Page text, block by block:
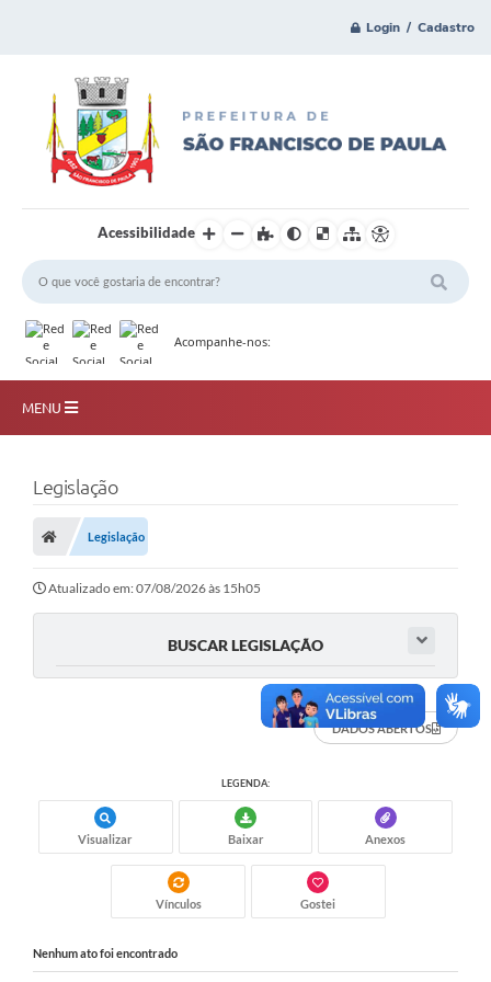
Login / Cadastro
Acessibilidade
Acompanhe-nos:
MENU
Carta de Serviços
Secretarias
A Cidade
Transparência
EMPREGA
Multimídia
Lei Geral de Proteção de dados - LGPD
Legislação
Legislação
Atualizado em: 07/08/2026 às 15h05
BUSCAR LEGISLAÇÃO
DADOS ABERTOS
LEGENDA:
Visualizar Baixar Anexos
Vínculos Gostei
Nenhum ato foi encontrado